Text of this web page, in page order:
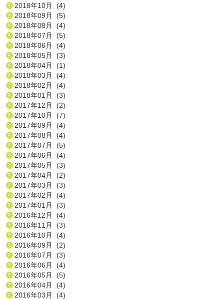
2018年10月 (4)
2018年09月 (5)
2018年08月 (4)
2018年07月 (5)
2018年06月 (4)
2018年05月 (3)
2018年04月 (1)
2018年03月 (4)
2018年02月 (4)
2018年01月 (3)
2017年12月 (2)
2017年10月 (7)
2017年09月 (4)
2017年08月 (4)
2017年07月 (5)
2017年06月 (4)
2017年05月 (3)
2017年04月 (2)
2017年03月 (3)
2017年02月 (4)
2017年01月 (3)
2016年12月 (4)
2016年11月 (3)
2016年10月 (4)
2016年09月 (2)
2016年07月 (3)
2016年06月 (4)
2016年05月 (5)
2016年04月 (4)
2016年03月 (4)